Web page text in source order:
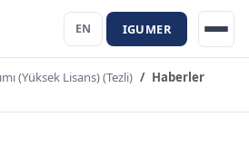
EN IGUMER
(Yüksek Lisans) (Tezli) Haberler